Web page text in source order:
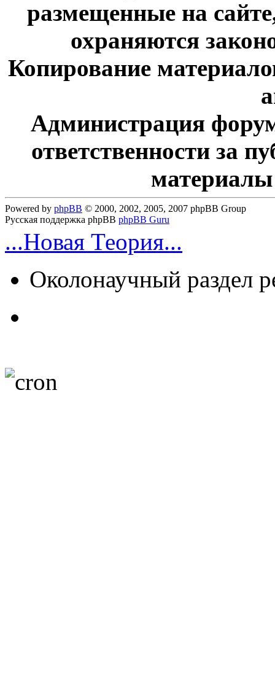
размещенные на
охраняются
Копирование
Администрация
ответственности за
Powered by phpBB © 2000, 2002, 2005, 2007 phpBB Group
Русская поддержка phpBB phpBB Guru
...Новая Теория...
Околонаучный раздел